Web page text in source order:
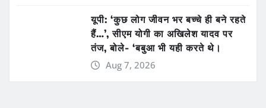
यूपी: ‘कुछ लोग जीवन भर बच्चे ही बने रहते
हैं…’, सीएम योगी का अखिलेश यादव पर
तंज, बोले- ‘बबुआ भी यही करते थे।
Aug 7, 2026